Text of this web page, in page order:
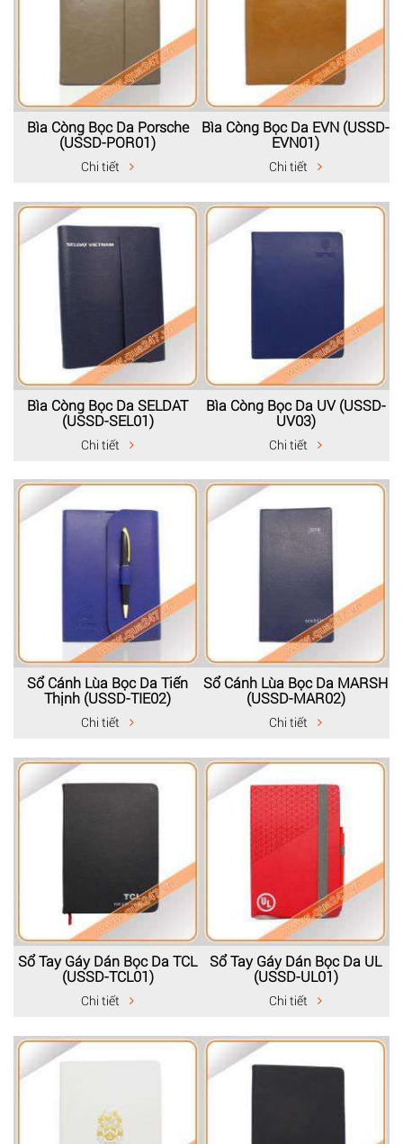
Bìa Còng Bọc Da Porsche
(USSD-POR01)
Chi tiết
Bìa Còng Bọc Da EVN (USSD-
EVN01)
Chi tiết
Bìa Còng Bọc Da SELDAT
(USSD-SEL01)
Chi tiết
Bìa Còng Bọc Da UV (USSD-
UV03)
Chi tiết
Sổ Cánh Lùa Bọc Da Tiến
Thịnh (USSD-TIE02)
Chi tiết
Sổ Cánh Lùa Bọc Da MARSH
(USSD-MAR02)
Chi tiết
Sổ Tay Gáy Dán Bọc Da TCL
(USSD-TCL01)
Chi tiết
Sổ Tay Gáy Dán Bọc Da UL
(USSD-UL01)
Chi tiết